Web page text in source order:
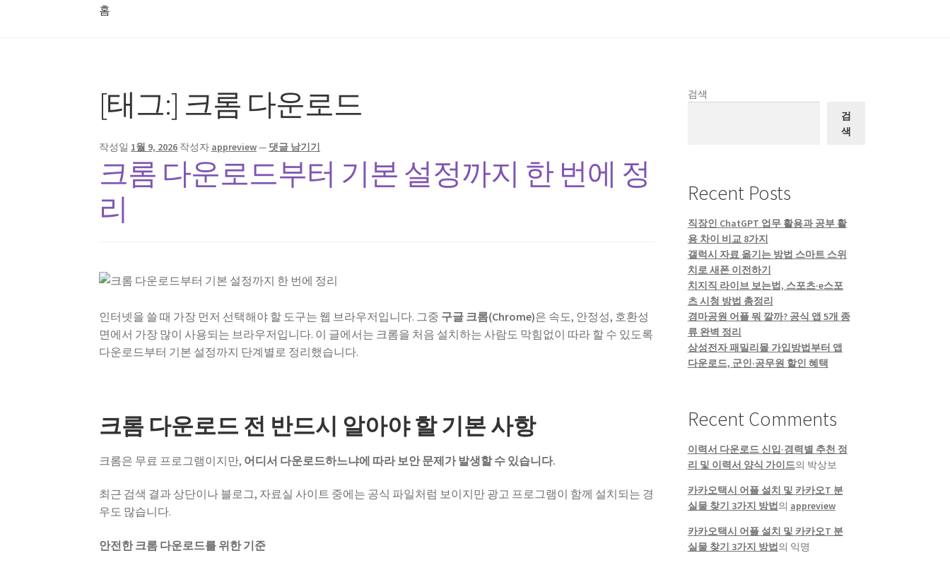
홈
[태그:] 크롬 다운로드
작성일 1월 9, 2026 작성자 appreview— 댓글 남기기
크롬 다운로드부터 기본 설정까지 한 번에 정
리
인터넷을 쓸 때 가장 먼저 선택해야 할 도구는 웹 브라우저입니다. 그중 구글 크롬(Chrome)은 속도, 안정성, 호환성
면에서 가장 많이 사용되는 브라우저입니다. 이 글에서는 크롬을 처음 설치하는 사람도 막힘없이 따라 할 수 있도록
다운로드부터 기본 설정까지 단계별로 정리했습니다.
크롬 다운로드 전 반드시 알아야 할 기본 사항
크롬은 무료 프로그램이지만, 어디서 다운로드하느냐에 따라 보안 문제가 발생할 수 있습니다.
최근 검색 결과 상단이나 블로그, 자료실 사이트 중에는 공식 파일처럼 보이지만 광고 프로그램이 함께 설치되는 경
우도 많습니다.
안전한 크롬 다운로드를 위한 기준
검색
검
색
Recent Posts
직장인 ChatGPT 업무 활용과 공부 활
용 차이 비교 8가지
갤럭시 자료 옮기는 방법 스마트 스위
치로 새폰 이전하기
치지직 라이브 보는법, 스포츠·e스포
츠 시청 방법 총정리
경마공원 어플 뭐 깔까? 공식 앱 5개 종
류 완벽 정리
삼성전자 패밀리몰 가입방법부터 앱
다운로드, 군인·공무원 할인 혜택
Recent Comments
이력서 다운로드 신입·경력별 추천 정
리 및 이력서 양식 가이드의 박상보
카카오택시 어플 설치 및 카카오T 분
실물 찾기 3가지 방법 의 appreview
카카오택시 어플 설치 및 카카오T 분
실물 찾기 3가지 방법 의 익명